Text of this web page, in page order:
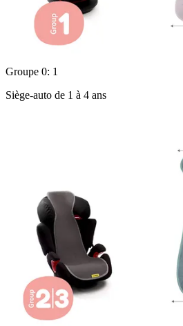
Groupe 0: 1
Siège-auto de 1 à 4 ans